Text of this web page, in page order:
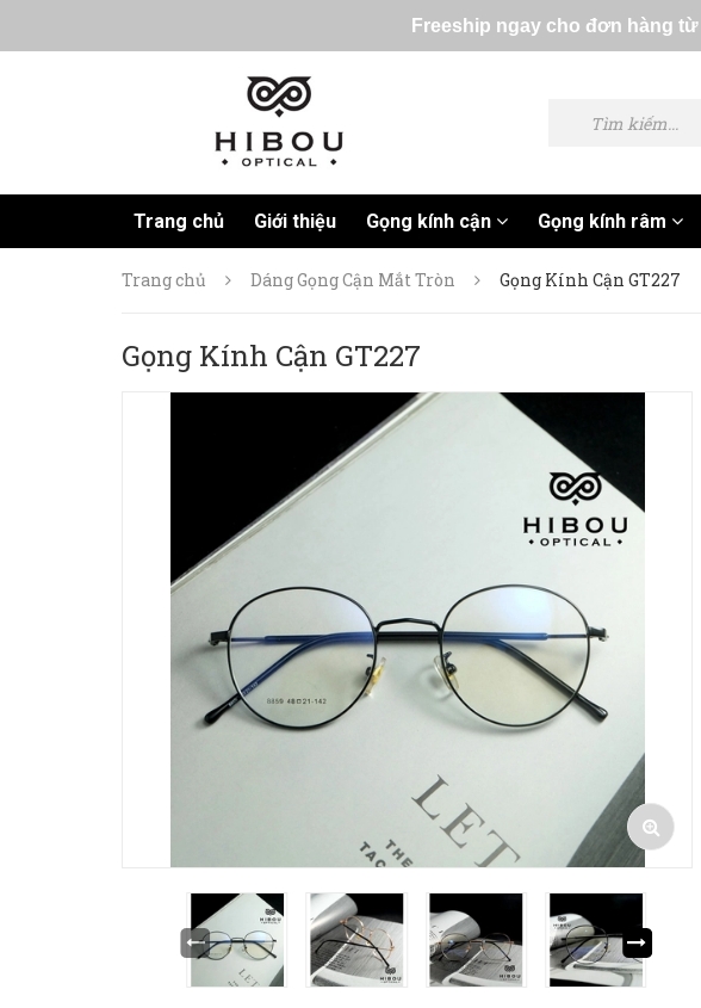
Trang chủ Giới thiệu Gọng kính cận Gọng kính râm
Trang chủ Dáng Gọng Cận Mắt Tròn Gọng Kính Cận GT227
Gọng Kính Cận GT227
Freeship ngay cho đơn hàng từ